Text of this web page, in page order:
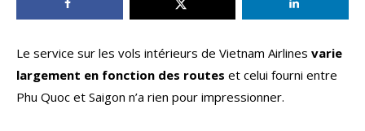
Le service sur les vols intérieurs de Vietnam Airlines varie
largement en fonction des routes et celui fourni entre
Phu Quoc et Saigon n’a rien pour impressionner.